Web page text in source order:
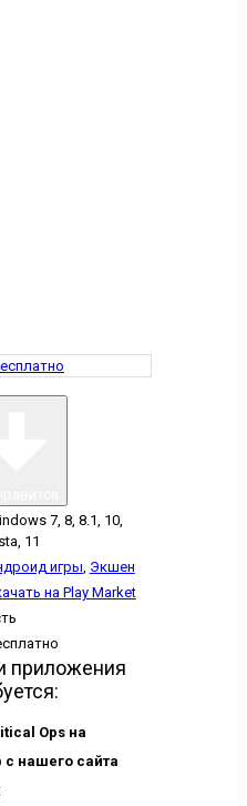
7, 8, 8.1, 10,
11
игры, Экшен
на Play Market
приложения
Ops на
нашего сайта